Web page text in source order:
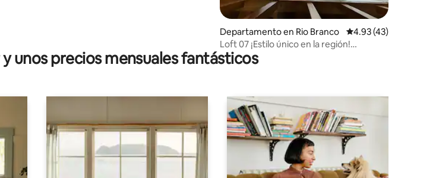
Departamento en Rio Branco Calificación
4.93 (43)
Loft 07 ¡Estilo único en la región!
Condominio privado
unos precios mensuales fantásticos